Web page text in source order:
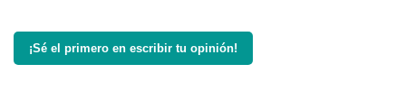
¡Sé el primero en escribir tu opinión!